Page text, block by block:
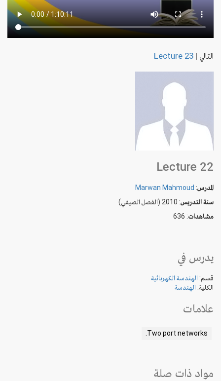
التالي |
Lecture 23
Lecture 22
المدرس:
Marwan Mahmoud
سنة التدريس: 2010 (الفصل الصيفي)
مشاهدات: 636
يدرس في
قسم: الهندسة الكهربائية
الكلية: الهندسة
علامات
Two port networks.
مواد ذات صلة